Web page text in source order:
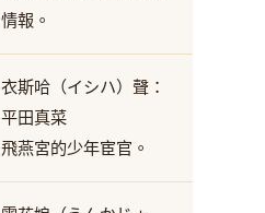
情報。
衣斯哈（イシハ）聲：
平田真菜
飛燕宮的少年宦官。